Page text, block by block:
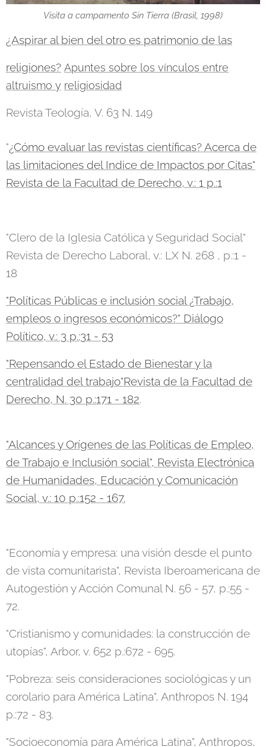
Visita a campamento Sin Tierra (Brasil, 1998)
¿Aspirar al bien del otro es patrimonio de las
religiones? Apuntes sobre los vínculos entre
altruismo y religiosidad
Revista Teología, V. 63 N. 149
"¿Cómo evaluar las revistas científicas? Acerca de
las limitaciones del Indice de Impactos por Citas"
Revista de la Facultad de Derecho, v.: 1 p.:1
"Clero de la Iglesia Católica y Seguridad Social"
Revista de Derecho Laboral, v.: LX N. 268 , p.:1 -
18
"Políticas Públicas e inclusión social ¿Trabajo,
empleos o ingresos económicos?" Diálogo
Político, v.: 3 p.:31 - 53
"Repensando el Estado de Bienestar y la
centralidad del trabajo"Revista de la Facultad de
Derecho, N. 30 p.:171 - 182.
"Alcances y Orígenes de las Políticas de Empleo,
de Trabajo e Inclusión social", Revista Electrónica
de Humanidades, Educación y Comunicación
Social, v.: 10 p.:152 - 167.
"Economía y empresa: una visión desde el punto
de vista comunitarista", Revista Iberoamericana de
Autogestión y Acción Comunal N. 56 - 57, p.:55 -
72.
"Cristianismo y comunidades: la construcción de
utopías", Arbor, v. 652 p.:672 - 695.
"Pobreza: seis consideraciones sociológicas y un
corolario para América Latina", Anthropos N. 194
p.:72 - 83.
"Socioeconomía para América Latina", Anthropos,